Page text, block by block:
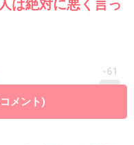
は絶対に悪く言っ
-61
メント)